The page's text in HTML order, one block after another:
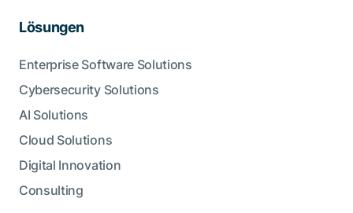
Lösungen
Enterprise Software Solutions
Cybersecurity Solutions
AI Solutions
Cloud Solutions
Digital Innovation
Consulting